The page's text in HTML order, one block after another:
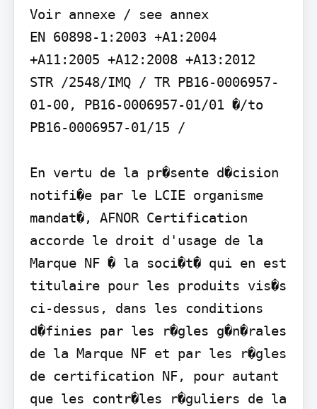
Voir annexe / see annex
EN 60898-1:2003 +A1:2004
+A11:2005 +A12:2008 +A13:2012
STR /2548/IMQ / TR PB16-0006957-
01-00, PB16-0006957-01/01 �/to
PB16-0006957-01/15 /
En vertu de la pr�sente d�cision
notifi�e par le LCIE organisme
mandat�, AFNOR Certification
accorde le droit d'usage de la
Marque NF � la soci�t� qui en est
titulaire pour les produits vis�s
ci-dessus, dans les conditions
d�finies par les r�gles g�n�rales
de la Marque NF et par les r�gles
de certification NF, pour autant
que les contr�les r�guliers de la